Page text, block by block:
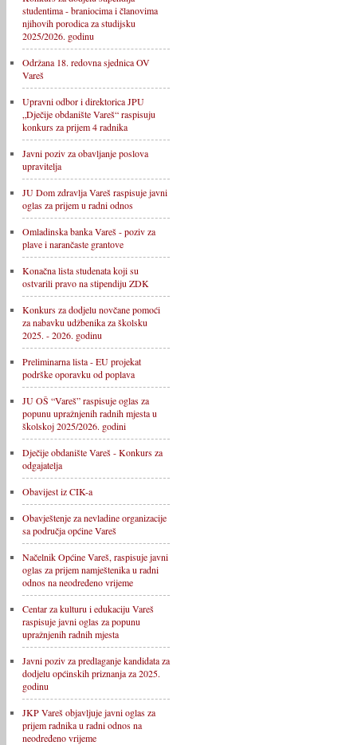
studentima - braniocima i članovima
njihovih porodica za studijsku
2025/2026. godinu
Održana 18. redovna sjednica OV
Vareš
Upravni odbor i direktorica JPU
„Dječije obdanište Vareš“ raspisuju
konkurs za prijem 4 radnika
Javni poziv za obavljanje poslova
upravitelja
JU Dom zdravlja Vareš raspisuje javni
oglas za prijem u radni odnos
Omladinska banka Vareš - poziv za
plave i narančaste grantove
Konačna lista studenata koji su
ostvarili pravo na stipendiju ZDK
Konkurs za dodjelu novčane pomoći
za nabavku udžbenika za školsku
2025. - 2026. godinu
Preliminarna lista - EU projekat
podrške oporavku od poplava
JU OŠ “Vareš” raspisuje oglas za
popunu upražnjenih radnih mjesta u
školskoj 2025/2026. godini
Dječije obdanište Vareš - Konkurs za
odgajatelja
Obavijest iz CIK-a
Obavještenje za nevladine organizacije
sa područja općine Vareš
Načelnik Općine Vareš, raspisuje javni
oglas za prijem namještenika u radni
odnos na neodređeno vrijeme
Centar za kulturu i edukaciju Vareš
raspisuje javni oglas za popunu
upražnjenih radnih mjesta
Javni poziv za predlaganje kandidata za
dodjelu općinskih priznanja za 2025.
godinu
JKP Vareš objavljuje javni oglas za
prijem radnika u radni odnos na
neodređeno vrijeme